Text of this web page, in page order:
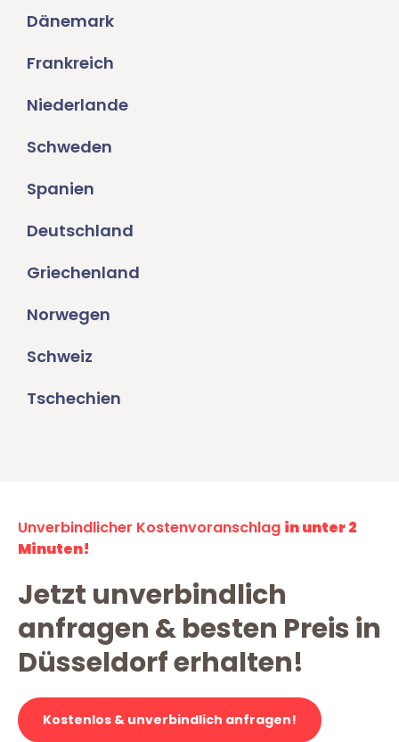
Dänemark
Frankreich
Niederlande
Schweden
Spanien
Deutschland
Griechenland
Norwegen
Schweiz
Tschechien
Unverbindlicher Kostenvoranschlag in unter 2
Minuten!
Jetzt unverbindlich
anfragen & besten Preis in
Düsseldorf erhalten!
Kostenlos & unverbindlich anfragen!